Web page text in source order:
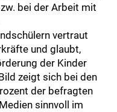
bei der Arbeit mit
vertraut
und glaubt,
der Kinder
zeigt sich bei den
der befragten
sinnvoll im